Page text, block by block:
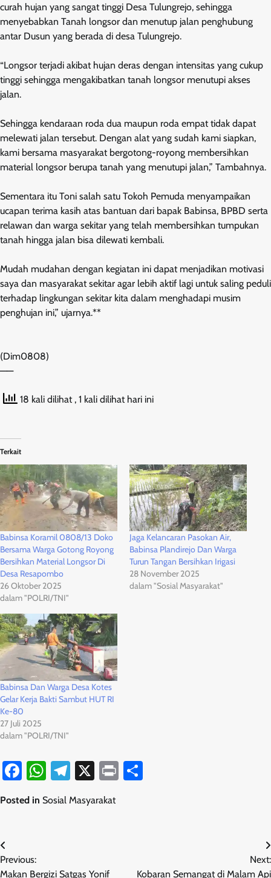
curah hujan yang sangat tinggi Desa Tulungrejo, sehingga
menyebabkan Tanah longsor dan menutup jalan penghubung
antar Dusun yang berada di desa Tulungrejo.
“Longsor terjadi akibat hujan deras dengan intensitas yang cukup
tinggi sehingga mengakibatkan tanah longsor menutupi akses
jalan.
Sehingga kendaraan roda dua maupun roda empat tidak dapat
melewati jalan tersebut. Dengan alat yang sudah kami siapkan,
kami bersama masyarakat bergotong-royong membersihkan
material longsor berupa tanah yang menutupi jalan,” Tambahnya.
Sementara itu Toni salah satu Tokoh Pemuda menyampaikan
ucapan terima kasih atas bantuan dari bapak Babinsa, BPBD serta
relawan dan warga sekitar yang telah membersihkan tumpukan
tanah hingga jalan bisa dilewati kembali.
Mudah mudahan dengan kegiatan ini dapat menjadikan motivasi
saya dan masyarakat sekitar agar lebih aktif lagi untuk saling peduli
terhadap lingkungan sekitar kita dalam menghadapi musim
penghujan ini,” ujarnya.**
(Dim0808)
——
18 kali dilihat , 1 kali dilihat hari ini
Terkait
Babinsa Koramil 0808/13 Doko
Bersama Warga Gotong Royong
Bersihkan Material Longsor Di
Desa Resapombo
26 Oktober 2025
dalam "POLRI/TNI"
Jaga Kelancaran Pasokan Air,
Babinsa Plandirejo Dan Warga
Turun Tangan Bersihkan Irigasi
28 November 2025
dalam "Sosial Masyarakat"
Babinsa Dan Warga Desa Kotes
Gelar Kerja Bakti Sambut HUT RI
Ke-80
27 Juli 2025
dalam "POLRI/TNI"
Facebook
WhatsApp
Telegram
X Print
Posted in Sosial Masyarakat
Navigasi
pos
Previous:
Makan Bergizi Satgas Yonif
Next:
Kobaran Semangat di Malam Api